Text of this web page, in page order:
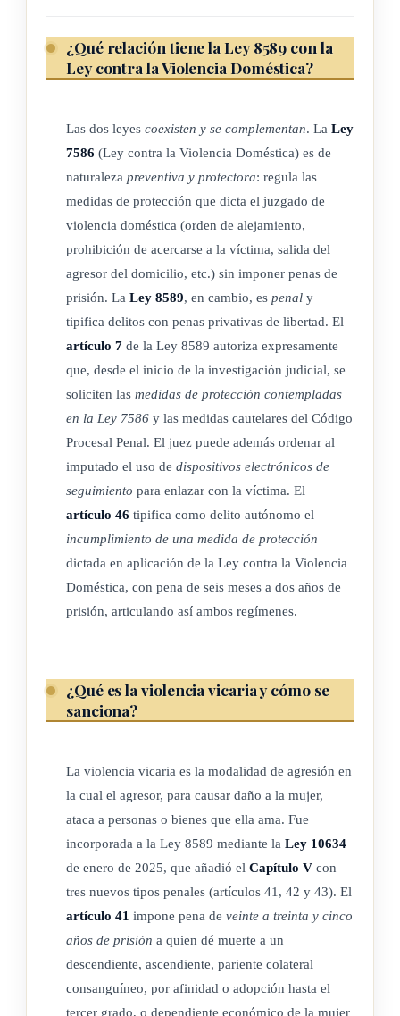
2.- Alternativas:
a) Detención de fin de semana.
d) Extrañamiento.
3.- Accesorias:
a) Inhabilitación.
SECCIÓN II
Definiciones
ARTÍCULO 10
La pena principal por los delitos consignados en esta ley será
de prisión. El juez podrá optar por penas alternativas, si con
ello no se colocan en riesgo la vida o la
integridad
víctima o si esta es perjudicada en el ejercicio de otros
derechos. Para tal efecto, el tribunal de juicio, de previo al
reemplazo por descuento de la mitad de la pena, el juez de
ejecución de la pena deberá escuchar a la víctima
Cuando se trate de violencia vicaria de previo a optar por
penas alternativas, el juez procurará asegurar el resguardo de
la vida, integridad y derechos tanto de la mujer como de sus
descendientes, ascendientes, parientes colaterales
consanguíneos, por afinidad o adopción, hasta el tercer
grado, dependientes económicos, animal de compañía o sus
bienes muebles o inmuebles, afectados directamente por la
violencia vicaria.
(Así reformado por el artículo 4° de la Ley contra la
¿Qué relación tiene la Ley 8589 con la
Ley contra la Violencia Doméstica?
Las dos leyes coexisten y se complementan. La Ley
7586 (Ley contra la Violencia Doméstica) es de
naturaleza preventiva y protectora: regula las
medidas de protección que dicta el juzgado de
violencia doméstica (orden de alejamiento,
prohibición de acercarse a la víctima, salida del
agresor del domicilio, etc.) sin imponer penas de
prisión. La Ley 8589, en cambio, es penal y
tipifica delitos con penas privativas de libertad. El
artículo 7 de la Ley 8589 autoriza expresamente
que, desde el inicio de la investigación judicial, se
soliciten las medidas de protección contempladas
en la Ley 7586 y las medidas cautelares del Código
Procesal Penal. El juez puede además ordenar al
imputado el uso de dispositivos electrónicos de
seguimiento para enlazar con la víctima. El
artículo 46 tipifica como delito autónomo el
incumplimiento de una medida de protección
dictada en aplicación de la Ley contra la Violencia
Doméstica, con pena de seis meses a dos años de
prisión, articulando así ambos regímenes.
¿Qué es la violencia vicaria y cómo se
sanciona?
La violencia vicaria es la modalidad de agresión en
la cual el agresor, para causar daño a la mujer,
ataca a personas o bienes que ella ama. Fue
incorporada a la Ley 8589 mediante la Ley 10634
de enero de 2025, que añadió el Capítulo V con
tres nuevos tipos penales (artículos 41, 42 y 43). El
artículo 41 impone pena de veinte a treinta y cinco
años de prisión a quien dé muerte a un
descendiente, ascendiente, pariente colateral
consanguíneo, por afinidad o adopción hasta el
tercer grado, o dependiente económico de la mujer